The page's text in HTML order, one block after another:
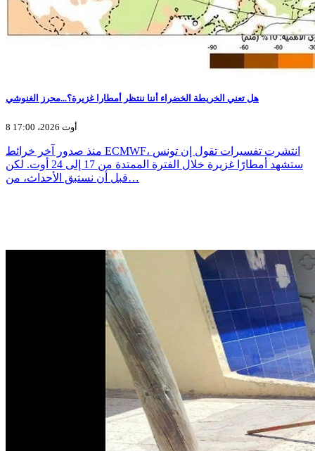
هل تعني الخريطة الخضراء أننا ننتظر أمطارا غزيرة؟...محرز الغنوشي
8 أوت 2026، 17:00
منذ صدور آخر خرائط ECMWF، انتشرت تفسيرات تقول إن تونس
ستشهد أمطارًا غزيرة خلال الفترة الممتدة من 17 إلى 24 أوت. لكن
قبل أن نستبق الأحداث، من…